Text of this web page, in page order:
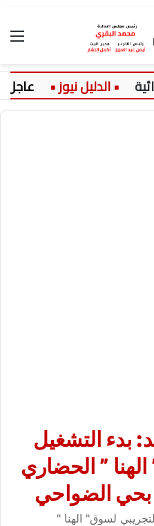
عاجل:
بدء التشغيل
” الحضاري
الضواحي
لسوق" الهنا "